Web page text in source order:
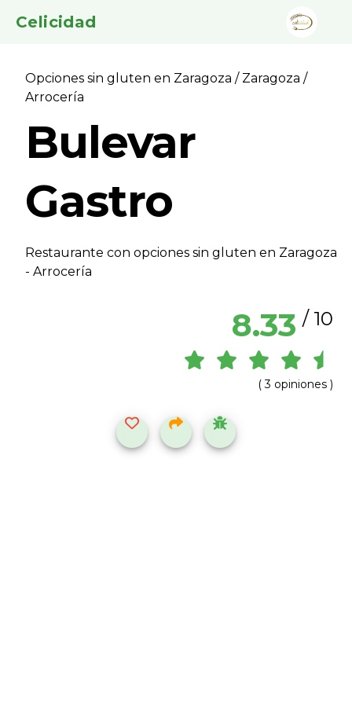
Celicidad
Opciones sin gluten en Zaragoza / Zaragoza /
Arrocerí­a
Bulevar
Gastro
Restaurante con opciones sin gluten en Zaragoza
- Arrocerí­a
8.33 / 10
( 3 opiniones )